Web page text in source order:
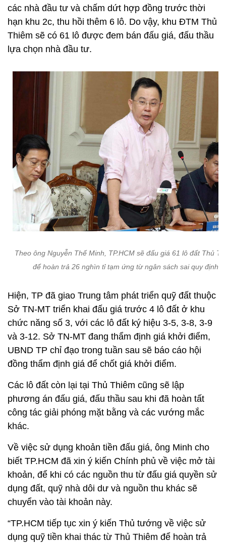
các nhà đầu tư và chấm dứt hợp đồng trước thời
hạn khu 2c, thu hồi thêm 6 lô. Do vậy, khu ĐTM Thủ
Thiêm sẽ có 61 lô được đem bán đấu giá, đấu thầu
lựa chọn nhà đầu tư.
Theo ông Nguyễn Thế Minh, TP.HCM sẽ đấu giá 61 lô đất Thủ
để hoàn trả 26 nghìn tỉ tạm ứng từ ngân sách sai quy định
Hiện, TP đã giao Trung tâm phát triển quỹ đất thuộc
Sở TN-MT triển khai đấu giá trước 4 lô đất ở khu
chức năng số 3, với các lô đất ký hiệu 3-5, 3-8, 3-9
và 3-12. Sở TN-MT đang thẩm định giá khởi điểm,
UBND TP chỉ đạo trong tuần sau sẽ báo cáo hội
đồng thẩm định giá để chốt giá khởi điểm.
Các lô đất còn lại tại Thủ Thiêm cũng sẽ lập
phương án đấu giá, đấu thầu sau khi đã hoàn tất
công tác giải phóng mặt bằng và các vướng mắc
khác.
Về việc sử dụng khoản tiền đấu giá, ông Minh cho
biết TP.HCM đã xin ý kiến Chính phủ về việc mở tài
khoản, để khi có các nguồn thu từ đấu giá quyền sử
dụng đất, quỹ nhà dôi dư và nguồn thu khác sẽ
chuyển vào tài khoản này.
“TP.HCM tiếp tục xin ý kiến Thủ tướng về việc sử
dụng quỹ tiền khai thác từ Thủ Thiêm để hoàn trả